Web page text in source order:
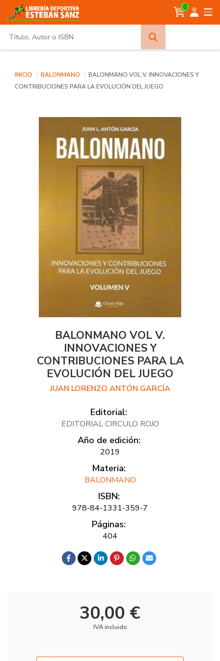
0
INICIO BALONMANO
BALONMANO VOL V. INNOVACIONES Y
CONTRIBUCIONES PARA LA EVOLUCIÓN DEL JUEGO
BALONMANO VOL V.
INNOVACIONES Y
CONTRIBUCIONES PARA LA
EVOLUCIÓN DEL JUEGO
JUAN LORENZO ANTÓN GARCÍA
Editorial:
EDITORIAL CIRCULO ROJO
Año de edición:
2019
Materia:
BALONMANO
ISBN:
978-84-1331-359-7
Páginas:
404
30,00 €
IVA incluido